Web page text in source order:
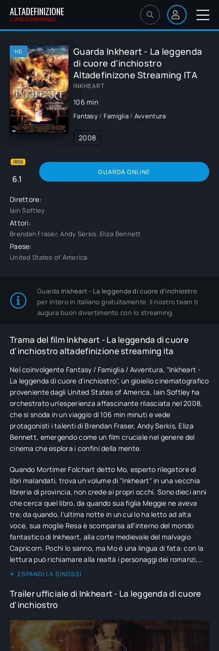
ALTADEFINIZIONE
L'UNICO ORIGINALE!
HD
Guarda Inkheart - La leggenda
di cuore d'inchiostro
Altadefinizone Streaming ITA
INKHEART
106 min
Fantasy/ Famiglia / Avventura
2008
6.1
GUARDA ONLINE
Direttore:
Iain Softley
Attori:
Brendan Fraser, Andy Serkis, Eliza Bennett
Paese:
United States of America
Guarda Inkheart - La leggenda di cuore d'inchiostro
per intero in italiano gratuitamente. Il nostro team ti
augura buon divertimento con lo streaming.
Trama del film Inkheart - La leggenda di cuore
d'inchiostro altadefinizione streaming ita
Nel coinvolgente Fantasy / Famiglia / Avventura, "Inkheart -
La leggenda di cuore d'inchiostro", un gioiello cinematografico
proveniente dagli United States of America, Iain Softley ha
orchestrato un'esperienza affascinante rilasciata nel 2008,
che si snoda in un viaggio di 106 min minuti e vede
protagonisti i talenti di Brendan Fraser, Andy Serkis, Eliza
Bennett, emergendo come un film cruciale nel genere del
cinema che esplora i confini della mente.
Quando Mortimer Folchart detto Mo, esperto rilegatore di
libri malandati, trova un volume di "Inkheart" in una vecchia
libreria di provincia, non crede ai propri occhi. Sono dieci anni
che cerca quel libro, da quando sua figlia Meggie ne aveva
tre; da quando, l'ultima notte in un cui lo ha letto ad alta
voce, sua moglie Resa è scomparsa all'interno del mondo
fantastico di Inkheart, alla corte medievale del malvagio
Capricorn. Pochi lo sanno, ma Mo è una lingua di fata: con la
lettura può richiamare alla realtà i personaggi dei romanzi,
ma rimandarli indietro può essere molto più complicato. Ora,
Resa e, che lo voglia o meno, Meggie farà di tutto per
aiutarlo.
ESPANDI LA SINOSSI
Trailer ufficiale di Inkheart - La leggenda di cuore
d'inchiostro